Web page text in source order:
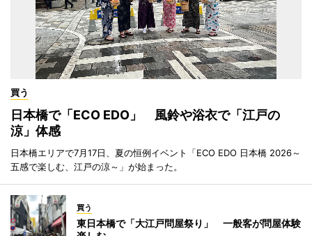
買う
日本橋で「ECO EDO」 風鈴や浴衣で「江戸の
涼」体感
日本橋エリアで7月17日、夏の恒例イベント「ECO EDO 日本橋 2026～
五感で楽しむ、江戸の涼～」が始まった。
買う
東日本橋で「大江戸問屋祭り」 一般客が問屋体験